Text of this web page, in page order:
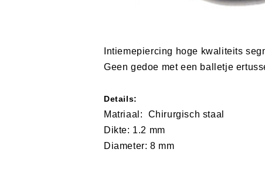
Intiemepiercing hoge kwaliteits
Geen gedoe met een balletje
Details:
Matriaal:
​ Chirurgisch staal
Dikte: 1.2 mm
Diameter: 8 mm